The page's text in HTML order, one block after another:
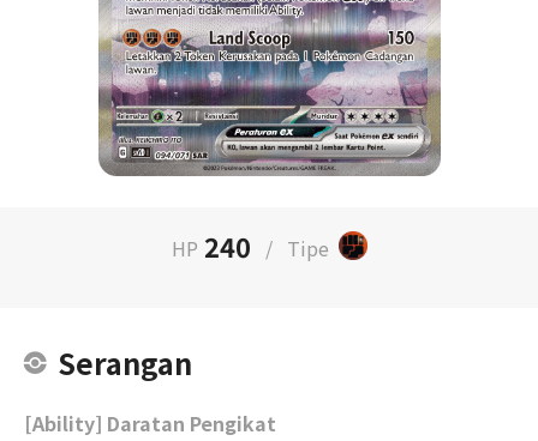
HP 240 / Tipe
Serangan
[Ability] Daratan Pengikat